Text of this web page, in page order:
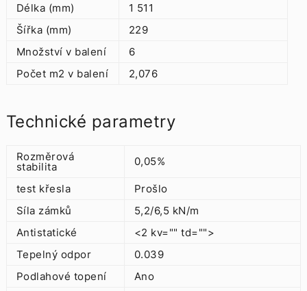
Délka (mm)
1 511
Šířka (mm)
229
Množství v balení
6
Počet m2 v balení
2,076
Technické parametry
Rozměrová
stabilita 0,05%
test křesla
Prošlo
Síla zámků
5,2/6,5 kN/m
Antistatické
<2 kv="" td="">
Tepelný odpor
0.039
Podlahové topení
Ano